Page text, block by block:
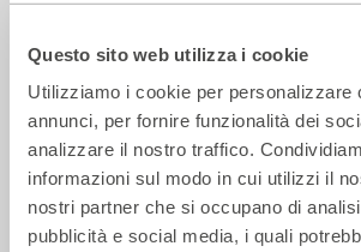
Questo sito web utilizza i cookie
Utilizziamo i cookie per personalizzare
annunci, per fornire funzionalità dei
analizzare il nostro traffico.
informazioni sul modo in cui utilizzi il
nostri partner che si occupano di
pubblicità e social media, i quali
La Repubblica – In scena gli
strada secondo Raffaele
14 Luglio 2026